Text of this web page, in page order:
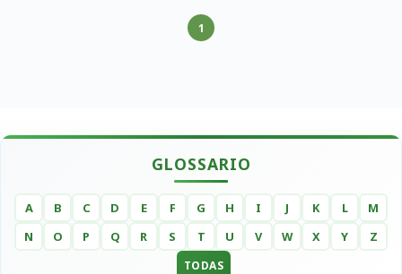
1
GLOSSARIO
A B C D E F G H I J K L
M
N
O P Q R S T U V W X Y Z
TODAS